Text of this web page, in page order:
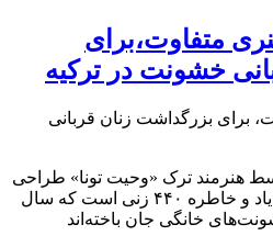
متفاوت،برای
خشونت در ترکیه
برای بزرگداشت زنان قربانی
هنرمند ترک «وحیت تونا» طراحی
و اجرا شده است، بزرگداشت یاد و خاطره ۴۴۰ زنی است که سال
خانگی جان باخته‌اند